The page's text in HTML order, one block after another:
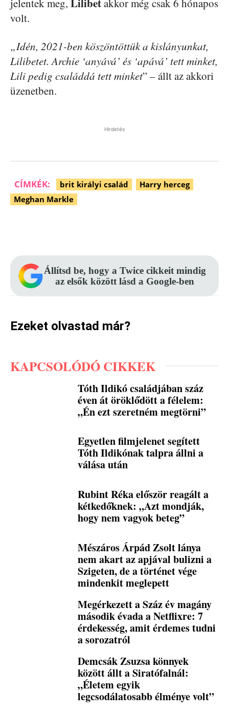
jelentek meg,
akkor még csak 6 hónapos
volt.
„Idén, 2021-ben köszöntöttük a kislányunkat,
Lilibetet. Archie ‘anyává’ és ‘apává’ tett minket,
Lili pedig családdá tett minket” – állt az akkori
üzenetben.
Hirdetés
CÍMKÉK: brit királyi család
Harry herceg
Meghan Markle
Állítsd be, hogy a Twice cikkeit mindig
az elsők között lásd a Google-ben
Ezeket olvastad már?
KAPCSOLÓDÓ CIKKEK
Tóth Ildikó családjában száz
éven át öröklődött a félelem:
„Én ezt szeretném megtörni”
Egyetlen filmjelenet segített
Tóth Ildikónak talpra állni a
válása után
Rubint Réka először reagált a
kétkedőknek: „Azt mondják,
hogy nem vagyok beteg”
Mészáros Árpád Zsolt lánya
nem akart az apjával bulizni a
Szigeten, de a történet vége
mindenkit meglepett
Megérkezett a Száz év magány
második évada a Netflixre: 7
érdekesség, amit érdemes tudni
a sorozatról
Demcsák Zsuzsa könnyek
között állt a Siratófalnál:
„Életem egyik
legcsodálatosabb élménye volt”